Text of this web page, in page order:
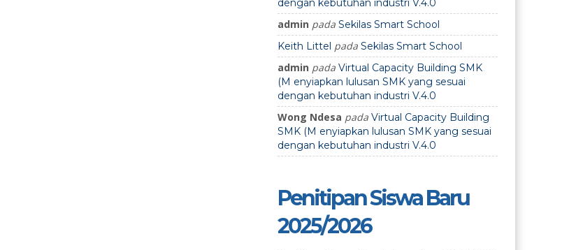
dengan kebutuhan industri V.4.0
admin pada Sekilas Smart School
Keith Littel pada Sekilas Smart School
admin pada Virtual Capacity Building SMK
(M enyiapkan lulusan SMK yang sesuai
dengan kebutuhan industri V.4.0
Wong Ndesa pada Virtual Capacity Building
SMK (M enyiapkan lulusan SMK yang sesuai
dengan kebutuhan industri V.4.0
Penitipan Siswa Baru
2025/2026